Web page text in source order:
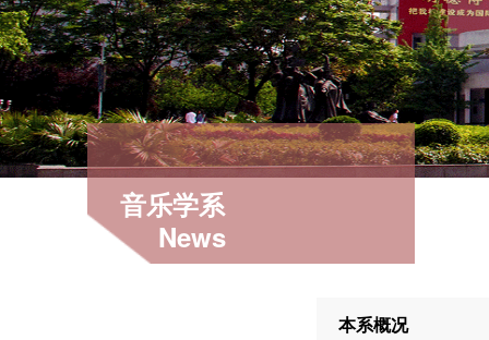
音乐学系
News
本系概况